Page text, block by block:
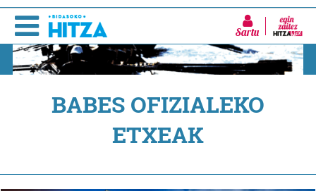
Sartu
BABES OFIZIALEKO
ETXEAK